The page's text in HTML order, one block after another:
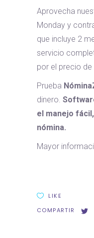
Aprovecha
Monday y
que incluye 2
servicio
por el precio de
Prueba
dinero.
el manejo
nómina.
Mayor
LIKE
COMPARTIR